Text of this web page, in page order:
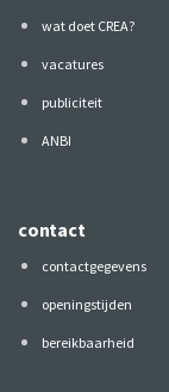
wat doet CREA?
vacatures
publiciteit
ANBI
contact
contactgegevens
openingstijden
bereikbaarheid